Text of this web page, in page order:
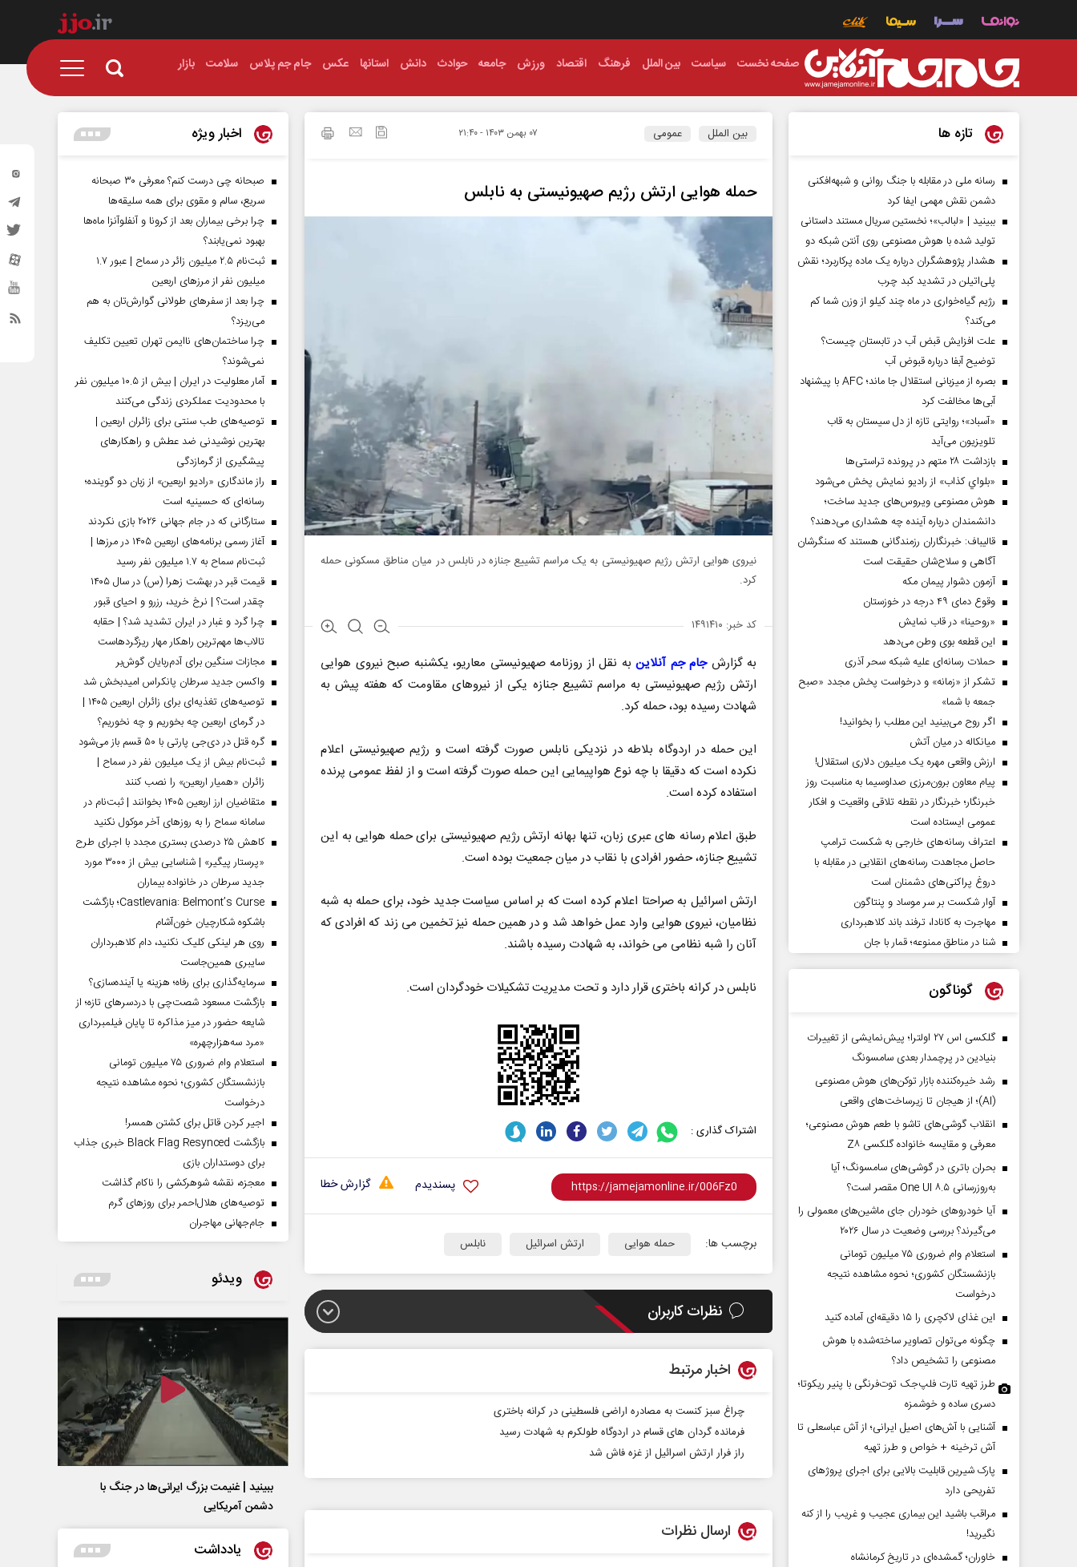
صفحه نخست سیاست بین الملل فرهنگ اقتصاد ورزش جامعه حوادث دانش استانها عکس جام جم پلاس سلامت بازار
بین الملل عمومی ۰۷ بهمن ۱۴۰۳ - ۲۱:۴۰
حمله هوایی ارتش رژیم صهیونیستی به نابلس
نیروی هوایی ارتش رژیم صهیونیستی به یک مراسم تشییع جنازه در نابلس در میان مناطق مسکونی حمله
کرد.
کد خبر: ۱۴۹۱۴۱۰
به گزارشجام جم آنلاین به نقل از روزنامه صهیونیستی معاریو، یکشنبه صبح نیروی هوایی
ارتش رژیم صهیونیستی به مراسم تشییع جنازه یکی از نیروهای مقاومت که هفته پیش به
شهادت رسیده بود، حمله کرد.
این حمله در اردوگاه بلاطه در نزدیکی نابلس صورت گرفته است و رژیم صهیونیستی اعلام
نکرده است که دقیقا با چه نوع هواپیمایی این حمله صورت گرفته است و از لفظ عمومی پرنده
استفاده کرده است.
طبق اعلام رسانه های عبری زبان، تنها بهانه ارتش رژیم صهیونیستی برای حمله هوایی به این
تشییع جنازه، حضور افرادی با نقاب در میان جمعیت بوده است.
ارتش اسرائیل به صراحتا اعلام کرده است که بر اساس سیاست جدید خود، برای حمله به شبه
نظامیان، نیروی هوایی وارد عمل خواهد شد و در همین حمله نیز تخمین می زند که افرادی که
آنان را شبه نظامی می خواند، به شهادت رسیده باشند.
نابلس در کرانه باختری قرار دارد و تحت مدیریت تشکیلات خودگردان است.
اشتراک گذاری :
گزارش خطا پسندیدم
برچسب ها: حمله هوایی ارتش اسرائیل نابلس
نظرات کاربران
اخبار مرتبط
چراغ سبز کنست به مصادره اراضی فلسطینی در کرانه باختری
فرمانده گردان‌ های قسام در اردوگاه طولکرم به شهادت رسید
راز فرار ارتش اسرائیل از غزه فاش شد
ارسال نظرات
تازه ها
رسانه ملی در مقابله با جنگ روانی و شبهه‌افکنی
دشمن نقش مهمی ایفا کرد
ببینید | «لبالب»؛ نخستین سریال مستند داستانی
تولید شده با هوش مصنوعی روی آنتن شبکه دو
هشدار پژوهشگران درباره یک ماده پرکاربرد؛ نقش
پلی‌اتیلن در تشدید کبد چرب
رژیم گیاه‌خواری در ماه چند کیلو از وزن شما کم
می‌کند؟
علت افزایش قبض آب در تابستان چیست؟
توضیح آبفا درباره قبوض آب
بصره از میزبانی استقلال جا ماند؛ AFC با پیشنهاد
آبی‌ها مخالفت کرد
«آسباد»؛ روایتی تازه از دل سیستان به قاب
تلویزیون می‌آید
بازداشت ۲۸ متهم در پرونده تراستی‌ها
«بلواي کذاب» از رادیو نمایش پخش می‌شود
هوش مصنوعی ویروس‌های جدید ساخت؛
دانشمندان درباره آینده چه هشداری می‌دهند؟
قالیباف: خبرنگاران رزمندگانی هستند که سنگرشان
آگاهی و سلاح‌شان حقیقت است
آزمون دشوار پیمان مکه
وقوع دمای ۴۹ درجه در خوزستان
«روحینا» در قاب نمایش
این قطعه بوی وطن می‌دهد
حملات رسانه‌ای علیه شبکه سحر آذری
تشکر از «زمانه» و درخواست پخش مجدد «صبح
جمعه با شما»
اگر روح می‌بینید این مطلب را بخوانید!
میانکاله در میان آتش
ارزش واقعی مهره یک میلیون دلاری استقلال!
پیام معاون برون‌مرزی صداوسیما به مناسبت روز
خبرنگار؛ خبرنگار در نقطه تلاقی واقعیت و افکار
عمومی ایستاده است
اعتراف رسانه‌های خارجی به شکست ترامپ
حاصل مجاهدت رسانه‌های انقلابی در مقابله با
دروغ پراکنی‌های دشمنان است
آوار شکست بر سر موساد و پنتاگون
مهاجرت به کانادا، ترفند باند کلاهبرداری
شنا در مناطق ممنوعه؛ قمار با جان
گوناگون
گلکسی اس ۲۷ اولترا؛ پیش‌نمایشی از تغییرات
بنیادین در پرچمدار بعدی سامسونگ
رشد خیره‌کننده بازار توکن‌های هوش مصنوعی
(AI)؛ از هیجان تا زیرساخت‌های واقعی
انقلاب گوشی‌های تاشو‌ با طعم هوش مصنوعی؛
معرفی و مقایسه خانواده گلکسی Z۸
بحران باتری در گوشی‌های سامسونگ؛ آیا
به‌روزرسانی One UI ۸.۵ مقصر است؟
آیا خودروهای خودران جای ماشین‌های معمولی را
می‌گیرند؟ بررسی وضعیت در سال ۲۰۲۶
استعلام وام ضروری ۷۵ میلیون تومانی
بازنشستگان کشوری؛ نحوه مشاهده نتیجه
درخواست
این غذای لاکچری را ۱۵ دقیقه‌ای آماده کنید
چگونه می‌توان تصاویر ساخته‌شده با هوش
مصنوعی را تشخیص داد؟
طرز تهیه تارت فلپ‌جک توت‌فرنگی با پنیر ریکوتا؛
دسری ساده و خوشمزه
آشنایی با آش‌های اصیل ایرانی؛ از آش عباسعلی تا
آش ترخینه + خواص و طرز تهیه
پارک شیرین قابلیت‌ بالایی برای اجرای پروژهای
تفریحی دارد
مراقب باشید این بیماری عجیب و غریب را از کنه
نگیرید!
خاوران؛ گمشده‌ای در تاریخ کرمانشاه
اخبار ویژه
صبحانه چی درست کنم؟ معرفی ۳۰ صبحانه
سریع، سالم و مقوی برای همه سلیقه‌ها
چرا برخی بیماران بعد از کرونا و آنفلوآنزا ماه‌ها
بهبود نمی‌یابند؟
ثبت‌نام ۲.۵ میلیون زائر در سماح | عبور ۱.۷
میلیون نفر از مرز‌های اربعین
چرا بعد از سفرهای طولانی گوارش‌تان به هم
می‌ریزد؟
چرا ساختمان‌های ناایمن تهران تعیین تکلیف
نمی‌شوند؟
آمار معلولیت در ایران | بیش از ۱۰.۵ میلیون نفر
با محدودیت عملکردی زندگی می‌کنند
توصیه‌های طب سنتی برای زائران اربعین |
بهترین نوشیدنی ضد عطش و راهکارهای
پیشگیری از گرمازدگی
راز ماندگاری «رادیو اربعین» از زبان دو گوینده؛
رسانه‌ای که حسینیه است
ستارگانی که در جام جهانی ۲۰۲۶ بازی نکردند
آغاز رسمی برنامه‌های اربعین ۱۴۰۵ در مرز‌ها |
ثبت‌نام سماح به ۱.۷ میلیون نفر رسید
قیمت قبر در بهشت زهرا (س) در سال ۱۴۰۵
چقدر است؟ | نرخ خرید، رزرو و احیای قبور
چرا گرد و غبار در ایران تشدید شد؟ | حقابه
تالاب‌ها مهم‌ترین راهکار مهار ریزگردهاست
مجازات سنگین برای آدم‌ربایان گوش‌بر
واکسن جدید سرطان پانکراس امیدبخش شد
توصیه‌های تغذیه‌ای برای زائران اربعین ۱۴۰۵ |
در گرمای اربعین چه بخوریم و چه نخوریم؟
گره قتل در دی‌جی پارتی با ۵۰ قسم باز می‌شود
ثبت‌نام بیش از یک میلیون نفر در سماح |
زائران «همیار اربعین» را نصب کنند
متقاضیان ارز اربعین ۱۴۰۵ بخوانند | ثبت‌نام در
سامانه سماح را به روز‌های آخر موکول نکنید
کاهش ۲۵ درصدی بستری مجدد با اجرای طرح
«پرستار پیگیر» | شناسایی بیش از ۳۰۰۰ مورد
جدید سرطان در خانواده بیماران
Castlevania: Belmont’s Curse؛ بازگشت
باشکوه شکارچیان خون‌آشام
روی هر لینکی کلیک نکنید، دام کلاهبرداران
سایبری همین‌جاست
سرمایه‌گذاری برای رفاه؛ هزینه یا آینده‌سازی؟
بازگشت مسعود شصت‌چی با دردسر‌های تازه؛ از
شایعه حضور در میز مذاکره تا پایان فیلمبرداری
«مرد سه‌هزارچهره»
استعلام وام ضروری ۷۵ میلیون تومانی
بازنشستگان کشوری؛ نحوه مشاهده نتیجه
درخواست
اجیر کردن قاتل برای کشتن همسر!
بازگشت Black Flag Resynced خبری جذاب
برای دوستداران بازی
معجزه، نقشه شوهرکشی را ناکام گذاشت
توصیه‌های هلال‌احمر برای روز‌های گرم
جام‌جهانی مهاجران
ویدئو
ببینید | غنیمت بزرگ ایرانی‌ها در جنگ با
دشمن آمریکایی
یادداشت